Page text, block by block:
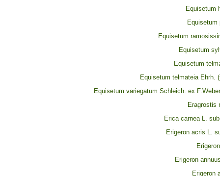
Equisetum
Equisetum
Equisetum
Equisetum
Equisetum
Equisetum telmateia Ehrh.
Equisetum variegatum Schleich. ex
Eragrostis
Erica carnea L.
Erigeron acris L.
Erigeron
Erigeron